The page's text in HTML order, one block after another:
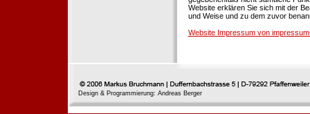
Website erklären Sie sich mit der
und Weise und zu dem zuvor
Website Impressum von
Design & Programmierung: Andreas Berger